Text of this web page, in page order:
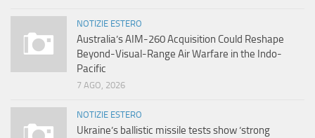
NOTIZIE ESTERO
Australia’s AIM-260 Acquisition Could Reshape
Beyond-Visual-Range Air Warfare in the Indo-
Pacific
7 AGO, 2026
NOTIZIE ESTERO
Ukraine’s ballistic missile tests show ‘strong